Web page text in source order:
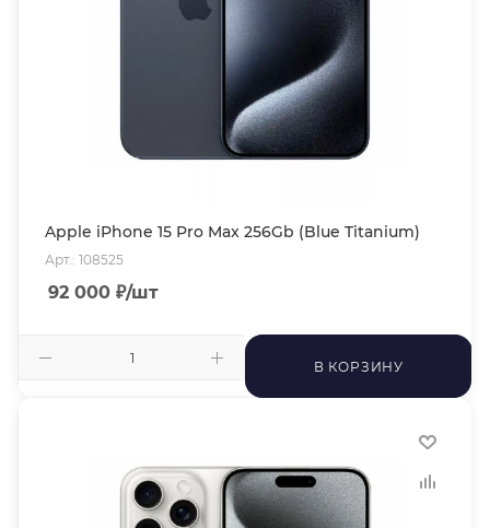
Apple iPhone 15 Pro Max 256Gb (Blue Titanium)
Арт.: 108525
92 000 ₽/шт
В КОРЗИНУ